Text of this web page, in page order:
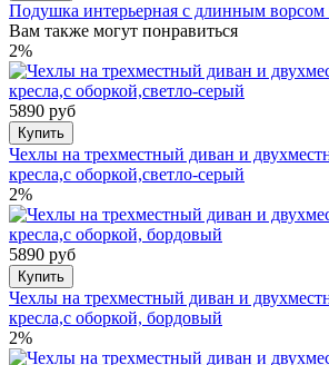
Подушка интерьерная с длинным ворсом
Вам также могут понравиться
2%
5890 руб
Купить
Чехлы на трехместный диван и
кресла,с оборкой,светло-серый
2%
5890 руб
Купить
Чехлы на трехместный диван и
кресла,с оборкой, бордовый
2%